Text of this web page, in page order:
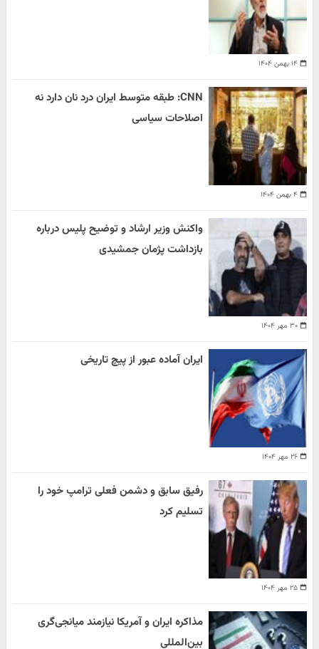
۱۴ بهمن ۱۴۰۴
۴ بهمن ۱۴۰۴
CNN: طبقه متوسط ایران درد نان دارد نه
اصلاحات سیاسی
۳۰ مهر ۱۴۰۴
واکنش وزیر ارشاد و توضیح پلیس درباره
بازداشت پژمان جمشیدی
۲۶ مهر ۱۴۰۴
ایران آماده عبور از پیچ تاریخی
۲۵ مهر ۱۴۰۴
رفیق سابق و دشمن فعلی ترامپ خود را
تسلیم کرد
مذاکره ایران و آمریکا نیازمند میانجی‌گری
بین‌المللی